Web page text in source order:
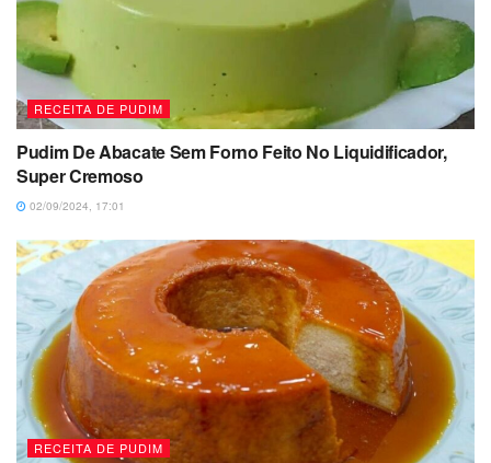
RECEITA DE PUDIM
Pudim De Abacate Sem Forno Feito No Liquidificador,
Super Cremoso
02/09/2024, 17:01
RECEITA DE PUDIM